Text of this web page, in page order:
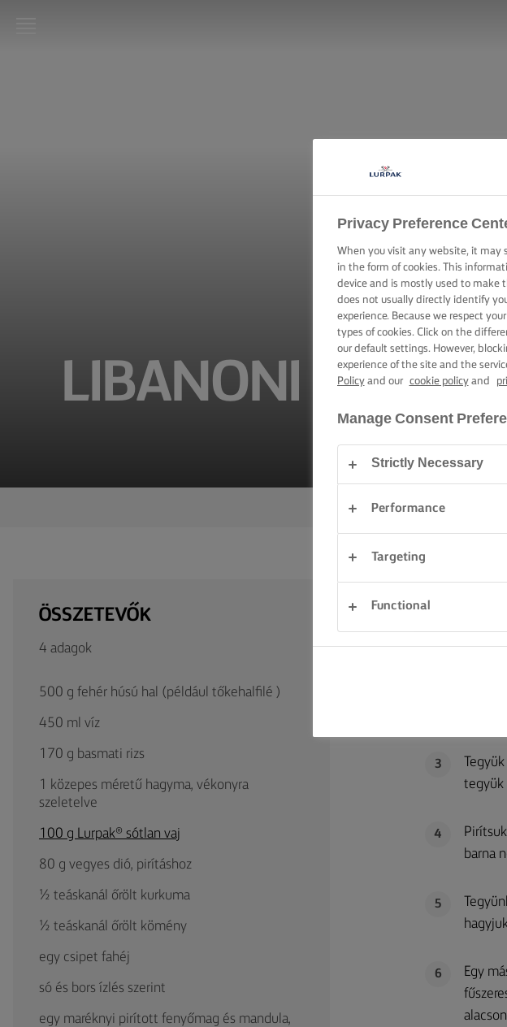
TECHNIKÁK,
Magyarország
LIBANONI HALAS
ÖSSZETEVŐK
4 adagok
500 g fehér húsú hal (például tőkehalfilé )
450 ml víz
170 g basmati rizs
1 közepes méretű hagyma, vékonyra
szeletelve
100 g Lurpak® sótlan vaj
80 g vegyes dió, pirításhoz
½ teáskanál őrölt kurkuma
½ teáskanál őrölt kömény
egy csipet fahéj
só és bors ízlés szerint
egy maréknyi pirított fenyőmag és mandula,
Egy
3
tegyük
4
barna
5
6
Egy
Privacy Preference
When you visit any website, it may
in the form of cookies. This
device and is mostly used to make
does not usually directly identify
experience. Because we respect
types of cookies. Click on the
our default settings. However,
experience of the site and the
Policyand our cookie policyand
Manage Consent
Strictly Necessary
Performance
Targeting
Functional